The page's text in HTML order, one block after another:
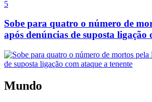
5
Sobe para quatro o número de
após denúncias de suposta ligação
Mundo